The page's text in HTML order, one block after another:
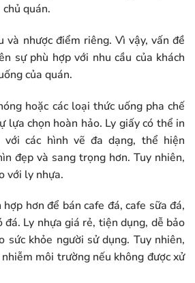
chủ quán.
và nhược điểm riêng. Vì vậy, vấn đề
sự phù hợp với nhu cầu của khách
của quán.
hoặc các loại thức uống pha chế
lựa chọn hoàn hảo. Ly giấy có thể in
các hình vẽ đa dạng, thể hiện
đẹp và sang trọng hơn. Tuy nhiên,
với ly nhựa.
hơn để bán cafe đá, cafe sữa đá,
đá. Ly nhựa giá rẻ, tiện dụng, dễ bảo
sức khỏe người sử dụng. Tuy nhiên,
môi trường nếu không được xử